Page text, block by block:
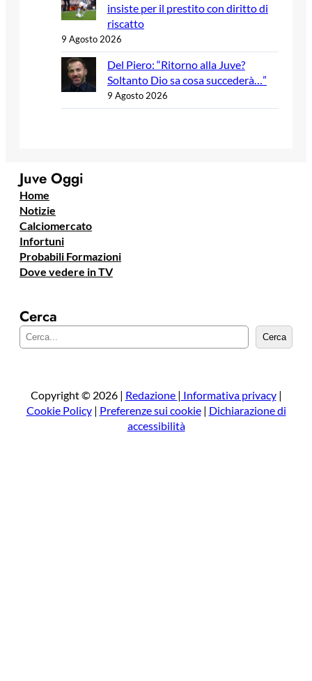
insiste per il prestito con diritto di
riscatto
9 Agosto 2026
Del Piero: “Ritorno alla Juve?
Soltanto Dio sa cosa succederà…”
9 Agosto 2026
Juve Oggi
Home
Notizie
Calciomercato
Infortuni
Probabili Formazioni
Dove vedere in TV
Cerca
e
a
Cerca
Copyright © 2026 | Redazione | Informativa privacy|
Cookie Policy| Preferenze sui cookie| Dichiarazione di
accessibilità